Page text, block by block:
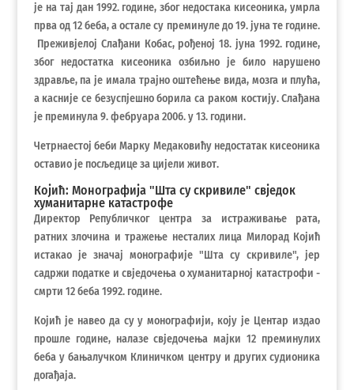
је на тај дан 1992. године, због недостака кисеоника, умрла
прва од 12 беба, а остале су преминуле до 19. јуна те године.
Преживјелој Слађани Кобас, рођеној 18. јуна 1992. године,
због недостатка кисеоника озбиљно је било нарушено
здравље, па је имала трајно оштећење вида, мозга и плућа,
а касније се безуспјешно борила са раком костију. Слађана
је преминула 9. фебруара 2006. у 13. години.
Четрнаестој беби Марку Медаковићу недостатак кисеоника
оставио је посљедице за цијели живот.
Којић: Монографија "Шта су скривиле" свједок
хуманитарне катастрофе
Директор Републичког центра за истраживање рата,
ратних злочина и тражење несталих лица Милорад Којић
истакао је значај монографије "Шта су скривиле", јер
садржи податке и свједочења о хуманитарној катастрофи -
смрти 12 беба 1992. године.
Којић је навео да су у монографији, коју је Центар издао
прошле године, налазе свједочења мајки 12 преминулих
беба у бањалучком Клиничком центру и других судионика
догађаја.